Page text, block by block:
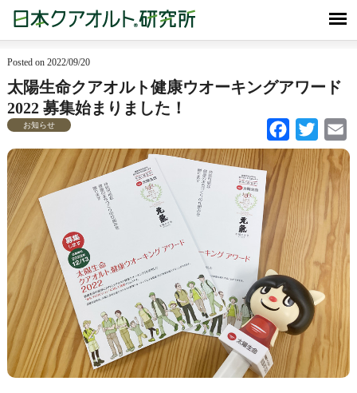
Posted on 2022/09/20
太陽生命クアオルト健康ウオーキングアワード
2022 募集始まりました！
Facebook Twitter
お知らせ